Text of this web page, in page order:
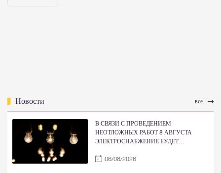
Новости все
В СВЯЗИ С ПРОВЕДЕНИЕМ
НЕОТЛОЖНЫХ РАБОТ 8 АВГУСТА
ЭЛЕКТРОСНАБЖЕНИЕ БУДЕТ
06/08/2026